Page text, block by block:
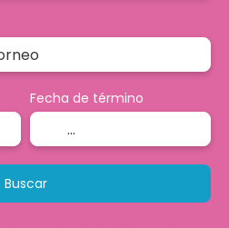
Fecha de término
Buscar